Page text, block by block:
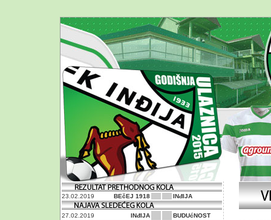
23.02.2019 BEčEJ 1918 INđIJA
27.02.2019 INđIJA BUDUćNOST